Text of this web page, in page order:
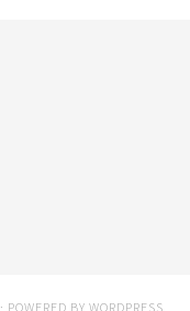
· POWERED BY WORDPRESS